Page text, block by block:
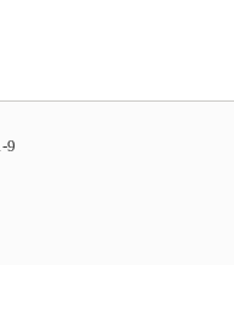
-9